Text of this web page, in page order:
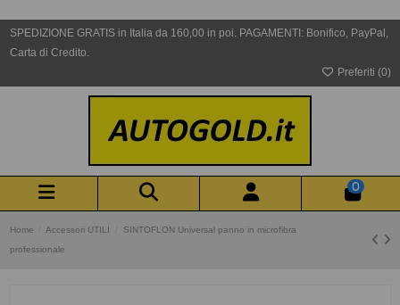
SPEDIZIONE GRATIS in Italia da 160,00 in poi. PAGAMENTI: Bonifico, PayPal,
Carta di Credito.
Preferiti (0)
0
Home Accessori UTILI
SINTOFLON Universal panno in microfibra
professionale